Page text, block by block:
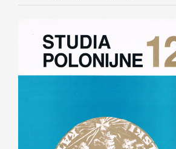
Article
Sidebar